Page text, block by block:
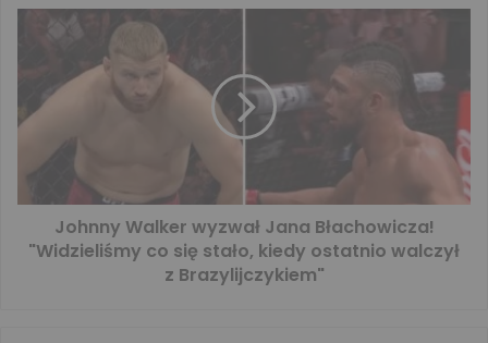
Johnny Walker wyzwał Jana Błachowicza!
"Widzieliśmy co się stało, kiedy ostatnio walczył
z Brazylijczykiem"